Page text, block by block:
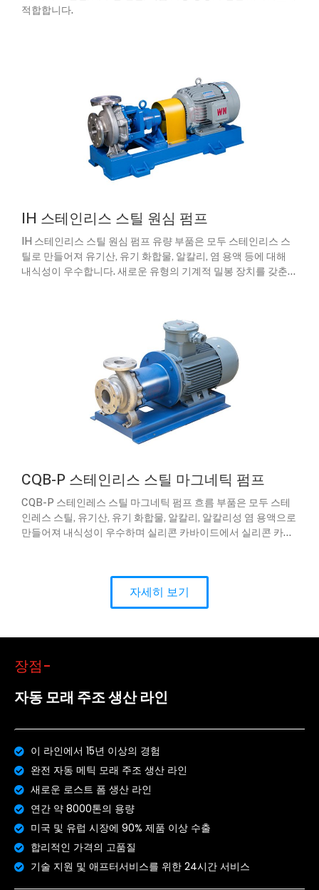
적합합니다.
IH 스테인리스 스틸 원심 펌프
IH 스테인리스 스틸 원심 펌프 유량 부품은 모두 스테인리스 스
틸로 만들어져 유기산, 유기 화합물, 알칼리, 염 용액 등에 대해
내식성이 우수합니다. 새로운 유형의 기계적 밀봉 장치를 갖춘
CQB-P 스테인리스 스틸 마그네틱 펌프
CQB-P 스테인레스 스틸 마그네틱 펌프 흐름 부품은 모두 스테
인레스 스틸, 유기산, 유기 화합물, 알칼리, 알칼리성 염 용액으로
만들어져 내식성이 우수하며 실리콘 카바이드에서 실리콘 카바
자세히 보기
장점-
자동 모래 주조 생산 라인
이 라인에서 15년 이상의 경험
완전 자동 메틱 모래 주조 생산 라인
새로운 로스트 폼 생산 라인
연간 약 8000톤의 용량
미국 및 유럽 시장에 90% 제품 이상 수출
합리적인 가격의 고품질
기술 지원 및 애프터서비스를 위한 24시간 서비스